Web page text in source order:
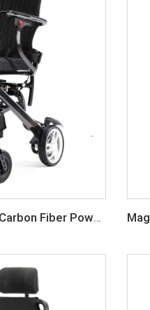
Portable na Naglalakbay na Carbon Fiber Power Electric Wheelchair